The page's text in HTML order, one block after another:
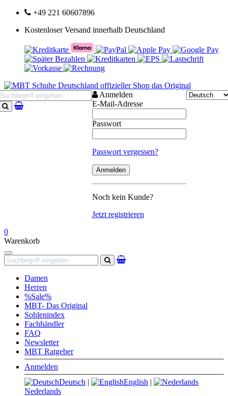
+49 221 60607896
Kostenloser Versand innerhalb Deutschland
Suchen
Anmelden
E-Mail-Adresse
Passwort
Passwort vergessen?
Noch kein Kunde?
Jetzt registrieren
0
Warenkorb
Navigation
Suchen
Damen
Herren
%Sale%
MBT- Das Original
Sohlenindex
Fachhändler
FAQ
Newsletter
MBT Ratgeber
Anmelden
Deutsch | English |
Nederlands